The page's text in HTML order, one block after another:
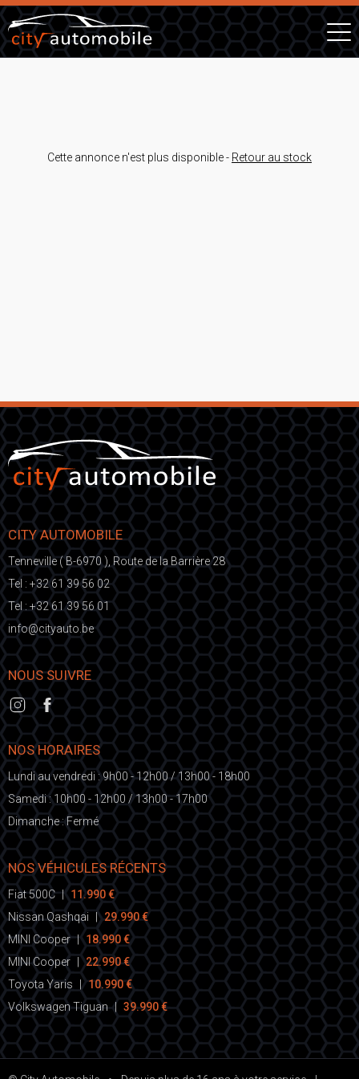
Cette annonce n'est plus disponible - Retour au stock
CITY AUTOMOBILE
Tenneville ( B-6970 ), Route de la Barrière 28
Tel : +32 61 39 56 02
Tel : +32 61 39 56 01
eb.otuayt
ic@o
fni
NOUS SUIVRE
NOS HORAIRES
Lundi au vendredi : 9h00 - 12h00 / 13h00 - 18h00
Samedi : 10h00 - 12h00 / 13h00 - 17h00
Dimanche : Fermé
NOS VÉHICULES RÉCENTS
Fiat 500C | 11.990 €
Nissan Qashqai
| 29.990 €
MINI Cooper | 18.990 €
MINI Cooper | 22.990 €
Toyota Yaris
| 10.990 €
Volkswagen Tiguan | 39.990 €